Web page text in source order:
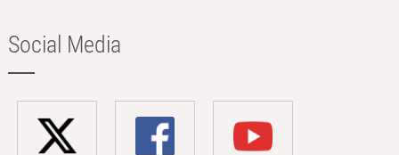
Social Media